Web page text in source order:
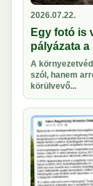
2026.07.22.
Egy fotó is
pályázata
A
szól, hanem
körülvevő...